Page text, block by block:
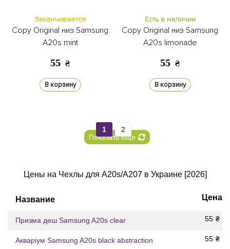
Заканчивается
Copy Original низ Samsung
A20s mint
55 ₴
В корзину
Есть в наличии
Copy Original низ Samsung
A20s limonade
55 ₴
В корзину
Показать еще
1 2
Цены на Чехлы для A20s/A207 в Украине [2026]
Название Цена
Призма деш Samsung A20s clear 55 ₴
Акваріум Samsung A20s black abstraction 55 ₴